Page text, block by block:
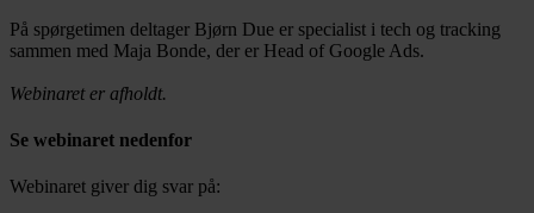
På spørgetimen deltager Bjørn Due er specialist i tech og tracking
sammen med Maja Bonde, der er Head of Google Ads.
Webinaret er afholdt.
Se webinaret nedenfor
Webinaret giver dig svar på: